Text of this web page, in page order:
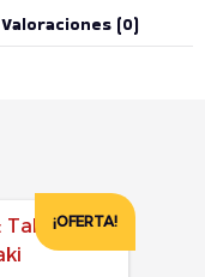
Valoraciones (0)
¡OFERTA!